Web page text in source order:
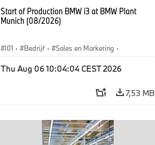
Start of Production BMW i3 at BMW Plant
Munich (08/2026)
I01 · Bedrijf · Sales en Marketing ·
Thu Aug 06 10:04:04 CEST 2026
7,53 MB